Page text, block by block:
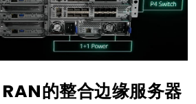
的整合边缘服务器